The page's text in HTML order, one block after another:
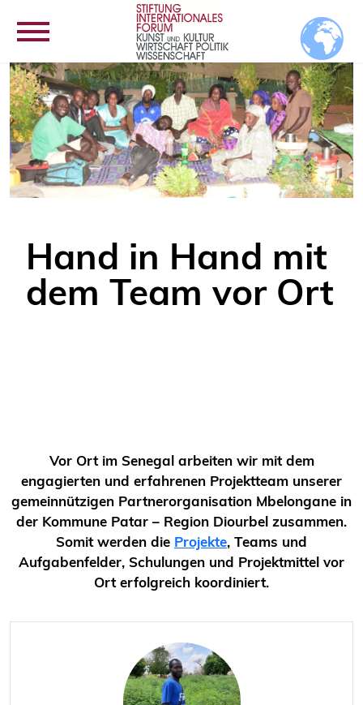
Hand in Hand mit
dem Team vor Ort
Vor Ort im Senegal arbeiten wir mit dem
engagierten und erfahrenen Projektteam unserer
gemeinnützigen Partnerorganisation Mbelongane in
der Kommune Patar – Region Diourbel zusammen.
Somit werden die Projekte, Teams und
Aufgabenfelder, Schulungen und Projektmittel vor
Ort erfolgreich koordiniert.